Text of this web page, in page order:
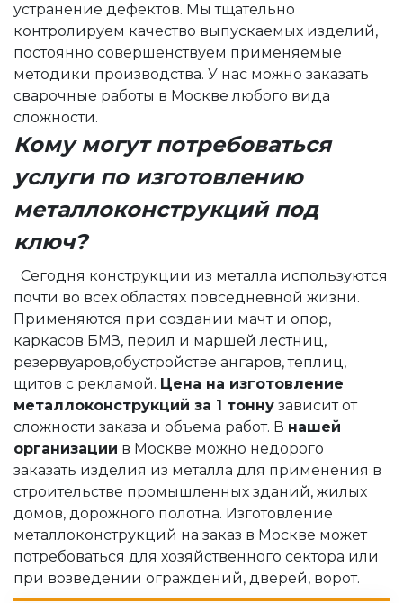
устранение дефектов. Мы тщательно
контролируем качество выпускаемых изделий,
постоянно совершенствуем применяемые
методики производства. У нас можно заказать
сварочные работы в Москве любого вида
сложности.
Кому могут потребоваться
услуги по изготовлению
металлоконструкций под
ключ?
Сегодня конструкции из металла используются
почти во всех областях повседневной жизни.
Применяются при создании мачт и опор,
каркасов БМЗ, перил и маршей лестниц,
резервуаров,обустройстве ангаров, теплиц,
щитов с рекламой. Цена на изготовление
металлоконструкций за 1 тонну зависит от
сложности заказа и объема работ. В нашей
организации в Москве можно недорого
заказать изделия из металла для применения в
строительстве промышленных зданий, жилых
домов, дорожного полотна. Изготовление
металлоконструкций на заказ в Москве может
потребоваться для хозяйственного сектора или
при возведении ограждений, дверей, ворот.